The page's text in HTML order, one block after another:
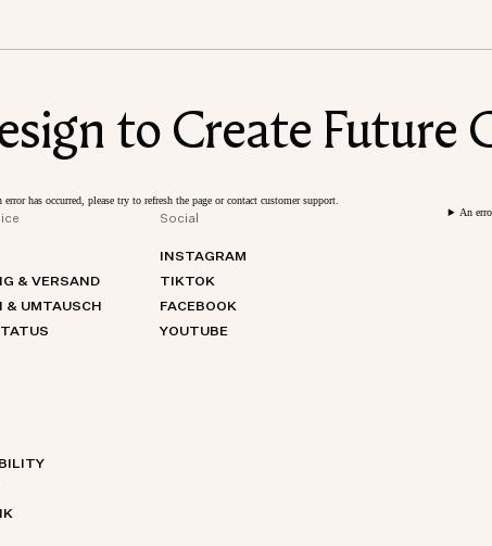
to Create Future
error has occurred, please try to refresh the page or contact customer support.
& VERSAND
& UMTAUSCH
Social
INSTAGRAM
TIKTOK
FACEBOOK
YOUTUBE
An